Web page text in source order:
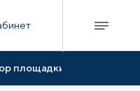
площадки